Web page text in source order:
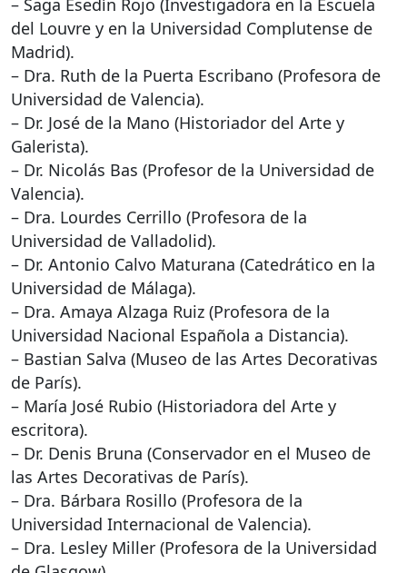
– Saga Esedín Rojo (Investigadora en la Escuela
del Louvre y en la Universidad Complutense de
Madrid).
– Dra. Ruth de la Puerta Escribano (Profesora de
Universidad de Valencia).
– Dr. José de la Mano (Historiador del Arte y
Galerista).
– Dr. Nicolás Bas (Profesor de la Universidad de
Valencia).
– Dra. Lourdes Cerrillo (Profesora de la
Universidad de Valladolid).
– Dr. Antonio Calvo Maturana (Catedrático en la
Universidad de Málaga).
– Dra. Amaya Alzaga Ruiz (Profesora de la
Universidad Nacional Española a Distancia).
– Bastian Salva (Museo de las Artes Decorativas
de París).
– María José Rubio (Historiadora del Arte y
escritora).
– Dr. Denis Bruna (Conservador en el Museo de
las Artes Decorativas de París).
– Dra. Bárbara Rosillo (Profesora de la
Universidad Internacional de Valencia).
– Dra. Lesley Miller (Profesora de la Universidad